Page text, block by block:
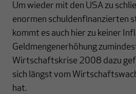
Um wieder mit den USA zu
enormen schuldenfinanzierten
kommt es auch hier zu keiner
Geldmengenerhöhung
Wirtschaftskrise 2008 dazu
sich längst vom
hat.